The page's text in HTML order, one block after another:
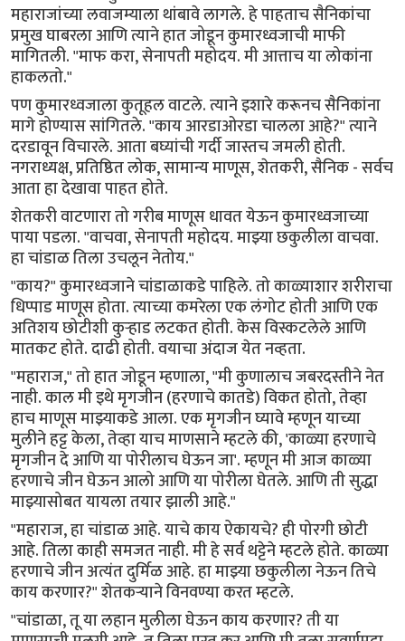
महाराजांच्या लवाजम्याला थांबावे लागले. हे पाहताच सैनिकांचा
प्रमुख घाबरला आणि त्याने हात जोडून कुमारध्वजाची माफी
मागितली. "माफ करा, सेनापती महोदय. मी आत्ताच या लोकांना
हाकलतो."
पण कुमारध्वजाला कुतूहल वाटले. त्याने इशारे करूनच सैनिकांना
मागे होण्यास सांगितले. "काय आरडाओरडा चालला आहे?" त्याने
दरडावून विचारले. आता बघ्यांची गर्दी जास्तच जमली होती.
नगराध्यक्ष, प्रतिष्ठित लोक, सामान्य माणूस, शेतकरी, सैनिक - सर्वच
आता हा देखावा पाहत होते.
शेतकरी वाटणारा तो गरीब माणूस धावत येऊन कुमारध्वजाच्या
पाया पडला. "वाचवा, सेनापती महोदय. माझ्या छकुलीला वाचवा.
हा चांडाळ तिला उचलून नेतोय."
"काय?" कुमारध्वजाने चांडाळाकडे पाहिले. तो काळ्याशार शरीराचा
धिप्पाड माणूस होता. त्याच्या कमरेला एक लंगोट होती आणि एक
अतिशय छोटीशी कुऱ्हाड लटकत होती. केस विस्कटलेले आणि
मातकट होते. दाढी होती. वयाचा अंदाज येत नव्हता.
"महाराज," तो हात जोडून म्हणाला, "मी कुणालाच जबरदस्तीने नेत
नाही. काल मी इथे मृगजीन (हरणाचे कातडे) विकत होतो, तेव्हा
हाच माणूस माझ्याकडे आला. एक मृगजीन घ्यावे म्हणून याच्या
मुलीने हट्ट केला, तेव्हा याच माणसाने म्हटले की, 'काळ्या हरणाचे
मृगजीन दे आणि या पोरीलाच घेऊन जा'. म्हणून मी आज काळ्या
हरणाचे जीन घेऊन आलो आणि या पोरीला घेतले. आणि ती सुद्धा
माझ्यासोबत यायला तयार झाली आहे."
"महाराज, हा चांडाळ आहे. याचे काय ऐकायचे? ही पोरगी छोटी
आहे. तिला काही समजत नाही. मी हे सर्व थट्टेने म्हटले होते. काळ्या
हरणाचे जीन अत्यंत दुर्मिळ आहे. हा माझ्या छकुलीला नेऊन तिचे
काय करणार?" शेतकऱ्याने विनवण्या करत म्हटले.
"चांडाळा, तू या लहान मुलीला घेऊन काय करणार? ती या